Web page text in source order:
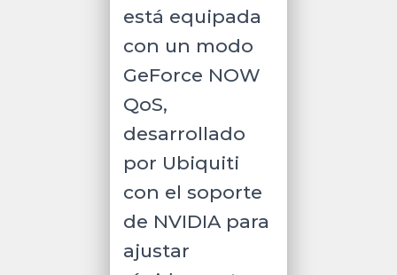
está equipada
con un modo
GeForce NOW
QoS,
desarrollado
por Ubiquiti
con el soporte
de NVIDIA para
ajustar